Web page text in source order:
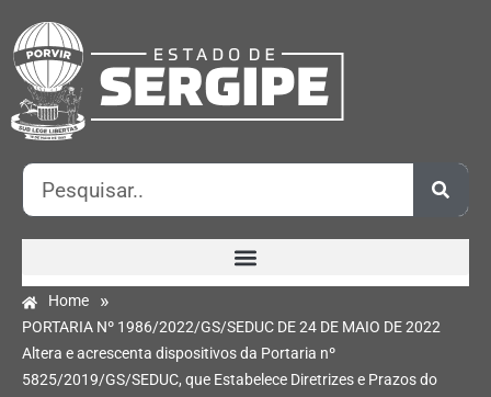
Home »
PORTARIA Nº 1986/2022/GS/SEDUC DE 24 DE MAIO DE 2022
Altera e acrescenta dispositivos da Portaria nº
5825/2019/GS/SEDUC, que Estabelece Diretrizes e Prazos do